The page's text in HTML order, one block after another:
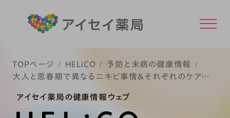
TOPページ HELiCO
予防と未病の健康情報
大人と思春期で異なるニキビ事情＆それぞれのケア方
アイセイ薬局の健康情報ウェブ